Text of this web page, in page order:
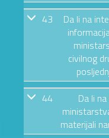
43
Da li na
civilnog
44
Da li
materijali